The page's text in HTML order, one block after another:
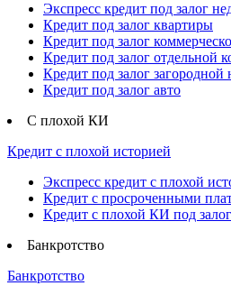
Экспресс кредит под залог
Кредит под залог квартиры
Кредит под залог
Кредит под залог отдельной
Кредит под залог
Кредит под залог авто
С плохой КИ
Кредит с плохой историей
Экспресс кредит с плохой
Кредит с просроченными
Кредит с плохой КИ под
Банкротство
Банкротство